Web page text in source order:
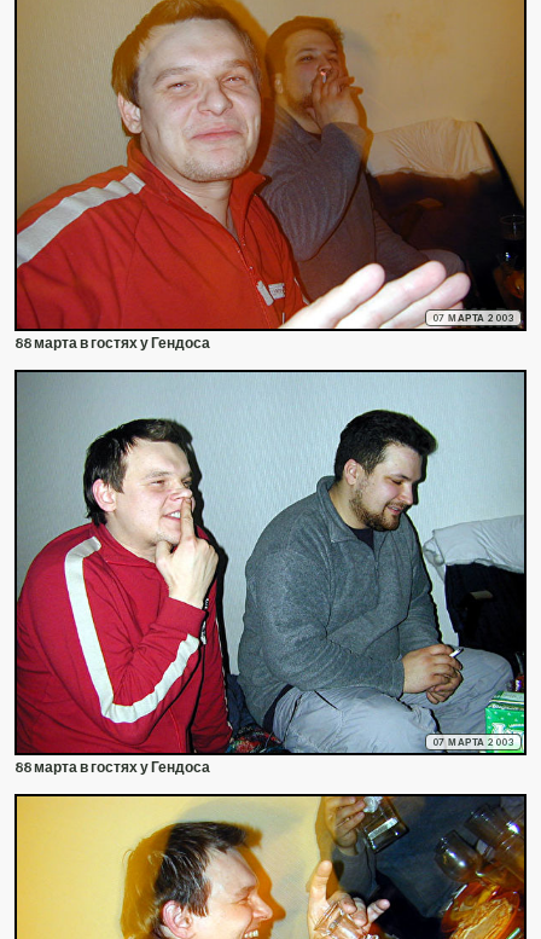
07 МАРТА 2003
88 марта в гостях у Гендоса
07 МАРТА 2003
88 марта в гостях у Гендоса